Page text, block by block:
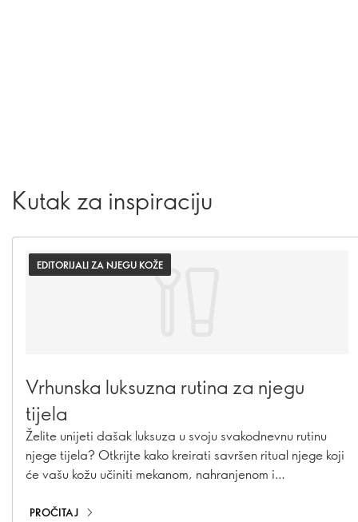
Kutak za inspiraciju
EDITORIJALI ZA NJEGU KOŽE
Vrhunska luksuzna rutina za njegu
tijela
Želite unijeti dašak luksuza u svoju svakodnevnu rutinu
njege tijela? Otkrijte kako kreirati savršen ritual njege koji
će vašu kožu učiniti mekanom, nahranjenom i
jednostavnih koraka, svakodnevna njega može postati
PROČITAJ